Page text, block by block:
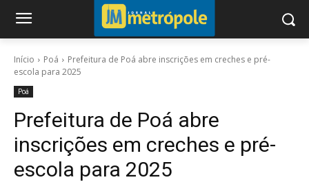
Início Poá
Prefeitura de Poá abre inscrições em creches e pré-
escola para 2025
Poá
Prefeitura de Poá abre
inscrições em creches e pré-
escola para 2025